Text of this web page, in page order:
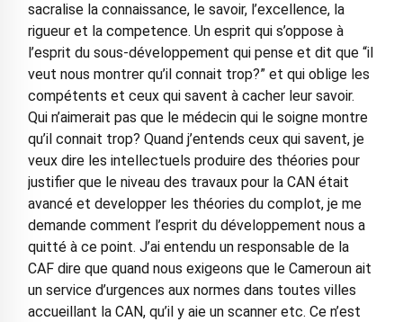
sacralise la connaissance, le savoir, l’excellence, la
rigueur et la competence. Un esprit qui s’oppose à
l’esprit du sous-développement qui pense et dit que “il
veut nous montrer qu’il connait trop?” et qui oblige les
compétents et ceux qui savent à cacher leur savoir.
Qui n’aimerait pas que le médecin qui le soigne montre
qu’il connait trop? Quand j’entends ceux qui savent, je
veux dire les intellectuels produire des théories pour
justifier que le niveau des travaux pour la CAN était
avancé et developper les théories du complot, je me
demande comment l’esprit du développement nous a
quitté à ce point. J’ai entendu un responsable de la
CAF dire que quand nous exigeons que le Cameroun ait
un service d’urgences aux normes dans toutes villes
accueillant la CAN, qu’il y aie un scanner etc. Ce n’est